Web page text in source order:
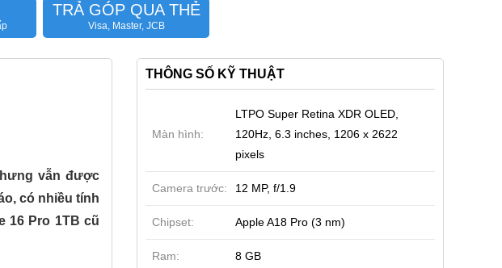
TRẢ GÓP QUA THẺ
Visa, Master, JCB
vẫn được
có nhiều tính
16 Pro 1TB cũ
THÔNG SỐ KỸ THUẬT
Màn hình:
LTPO Super Retina XDR OLED,
120Hz, 6.3 inches, 1206 x 2622
pixels
Camera trước: 12 MP, f/1.9
Chipset: Apple A18 Pro (3 nm)
Ram: 8 GB